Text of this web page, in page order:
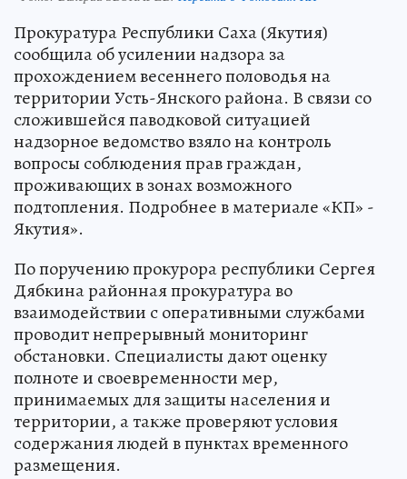
Прокуратура Республики Саха (Якутия)
сообщила об усилении надзора за
прохождением весеннего половодья на
территории Усть-Янского района. В связи со
сложившейся паводковой ситуацией
надзорное ведомство взяло на контроль
вопросы соблюдения прав граждан,
проживающих в зонах возможного
подтопления. Подробнее в материале «КП» -
Якутия».
По поручению прокурора республики Сергея
Дябкина районная прокуратура во
взаимодействии с оперативными службами
проводит непрерывный мониторинг
обстановки. Специалисты дают оценку
полноте и своевременности мер,
принимаемых для защиты населения и
территории, а также проверяют условия
содержания людей в пунктах временного
размещения.